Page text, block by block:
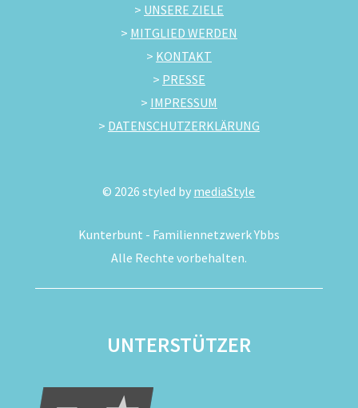
> UNSERE ZIELE
> MITGLIED WERDEN
> KONTAKT
> PRESSE
> IMPRESSUM
> DATENSCHUTZERKLÄRUNG
© 2026 styled by mediaStyle
Kunterbunt - Familiennetzwerk Ybbs
Alle Rechte vorbehalten.
UNTERSTÜTZER